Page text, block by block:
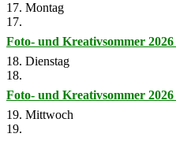
17. Montag
17.
Foto- und Kreativsommer 2026
18. Dienstag
18.
Foto- und Kreativsommer 2026
19. Mittwoch
19.